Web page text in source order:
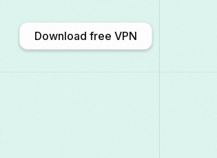
Download free VPN